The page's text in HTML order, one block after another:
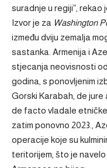
suradnje u regiji”, rekao
Izvor je za Washington
između dviju zemalja
sastanka. Armenija i
stjecanja neovisnosti
godina, s ponovljenim
Gorski Karabah, de
de facto vladale
zatim ponovno 2023.,
operacije koje su
teritorijem, što je